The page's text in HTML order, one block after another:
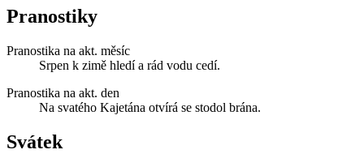
Pranostiky
Pranostika na akt. měsíc
Srpen k zimě hledí a rád vodu cedí.
Pranostika na akt. den
Na svatého Kajetána otvírá se stodol brána.
Svátek